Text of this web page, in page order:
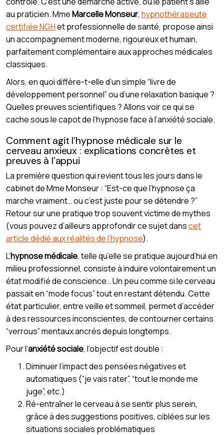
au praticien. MmeMarcelle Monseur, hypnothérapeute
certifiée NGHet professionnelle de santé, propose ainsi
un accompagnement moderne, rigoureux et humain,
parfaitement complémentaire aux approches médicales
classiques.
Alors, en quoi diffère-t-elle d’un simple “livre de
développement personnel” ou d’une relaxation basique ?
Quelles preuves scientifiques ? Allons voir ce qui se
cache sous le capot de l’hypnose face à l’anxiété sociale.
Comment agit l’hypnose médicale sur le
cerveau anxieux : explications concrètes et
preuves à l’appui
La première question qui revient tous les jours dans le
cabinet de Mme Monseur : “Est-ce que l’hypnose ça
marche vraiment… ou c’est juste pour se détendre ?”
Retour sur une pratique trop souvent victime de mythes
(vous pouvez d’ailleurs approfondir ce sujet danscet
article dédié aux réalités de l’hypnose).
L’hypnose médicale, telle qu’elle se pratique aujourd’hui en
milieu professionnel, consiste à induire volontairement un
état modifié de conscience… Un peu comme si le cerveau
passait en “mode focus” tout en restant détendu. Cette
état particulier, entre veille et sommeil, permet d’accéder
à des ressources inconscientes, de contourner certains
“verrous” mentaux ancrés depuis longtemps.
Pour l’anxiété sociale, l’objectif est double :
Diminuer l’impact des pensées négatives et
automatiques (“je vais rater”, “tout le monde me
juge”, etc.)
Ré-entraîner le cerveau à se sentir plus serein,
grâce à des suggestions positives, ciblées sur les
situations sociales problématiques